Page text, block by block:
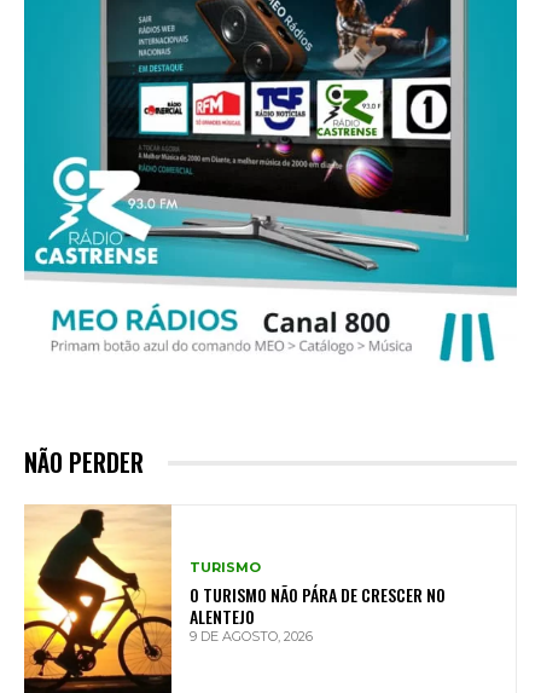
NÃO PERDER
TURISMO
O TURISMO NÃO PÁRA DE CRESCER NO
ALENTEJO
9 DE AGOSTO, 2026